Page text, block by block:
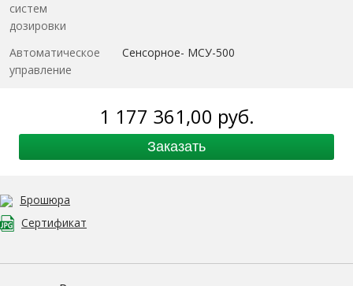
систем
дозировки
Автоматическое
управление
Сенсорное- МСУ-500
1 177 361,00 руб.
Заказать
Брошюра
Сертификат